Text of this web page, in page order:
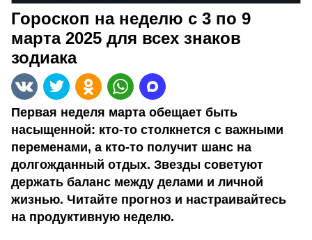
Гороскоп на неделю с 3 по 9
марта 2025 для всех знаков
зодиака
Первая неделя марта обещает быть
насыщенной: кто-то столкнется с важными
переменами, а кто-то получит шанс на
долгожданный отдых. Звезды советуют
держать баланс между делами и личной
жизнью. Читайте прогноз и настраивайтесь
на продуктивную неделю.